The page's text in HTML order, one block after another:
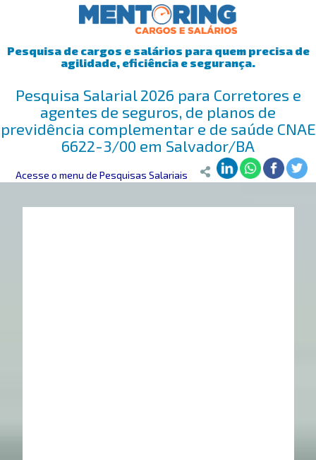
Pesquisa de cargos e salários para quem precisa de
agilidade, eficiência e segurança.
Pesquisa Salarial 2026 para Corretores e
agentes de seguros, de planos de
previdência complementar e de saúde CNAE
6622-3/00 em Salvador/BA
Mentoring>Pesquisa Salarial>Salvador/BA >Corretores e
Acesse o menu de Pesquisas Salariais